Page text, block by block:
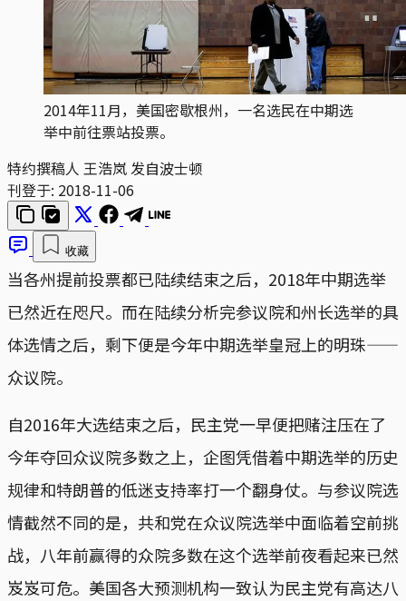
2014年11月，美国密歇根州，一名选民在中期选
举中前往票站投票。
特约撰稿人 王浩岚 发自波士顿
刊登于: 2018-11-06
收藏
当各州提前投票都已陆续结束之后，2018年中期选举
已然近在咫尺。而在陆续分析完参议院和州长选举的具
体选情之后，剩下便是今年中期选举皇冠上的明珠——
众议院。
自2016年大选结束之后，民主党一早便把赌注压在了
今年夺回众议院多数之上，企图凭借着中期选举的历史
规律和特朗普的低迷支持率打一个翻身仗。与参议院选
情截然不同的是，共和党在众议院选举中面临着空前挑
战，八年前赢得的众院多数在这个选举前夜看起来已然
岌岌可危。美国各大预测机构一致认为民主党有高达八